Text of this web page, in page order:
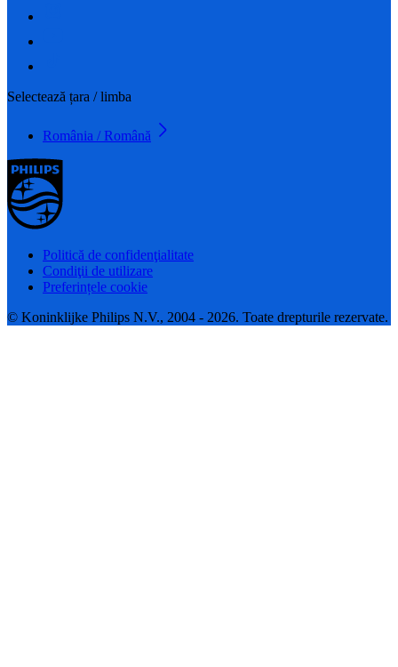
Selectează țara / limba
România / Română
Politică de confidenţialitate
Condiţii de utilizare
Preferințele cookie
© Koninklijke Philips N.V., 2004 - 2026. Toate drepturile rezervate.